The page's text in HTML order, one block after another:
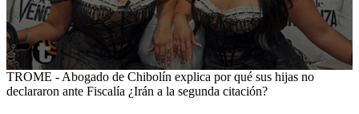
0
seconds
TROME - Abogado de Chibolín explica por qué sus hijas no
declararon ante Fiscalía ¿Irán a la segunda citación?